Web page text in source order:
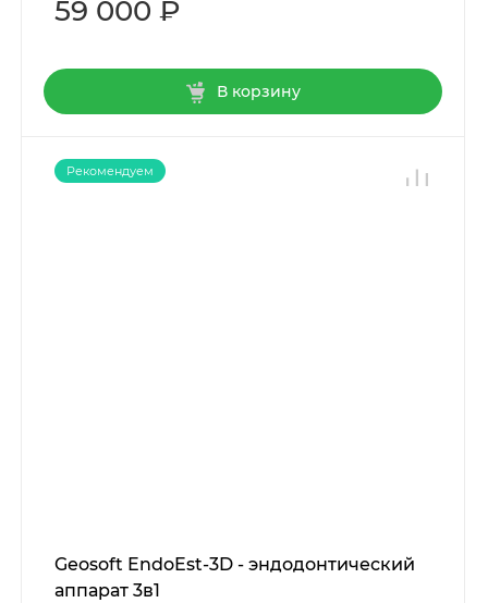
59 000 ₽
В корзину
Рекомендуем
Geosoft EndoEst-3D - эндодонтический
аппарат 3в1